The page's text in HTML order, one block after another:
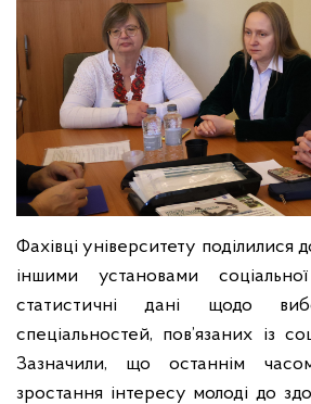
Фахівці університету поділилися
іншими установами
статистичні дані щодо
спеціальностей, пов’язаних із
Зазначили, що останнім часом
зростання інтересу молоді до